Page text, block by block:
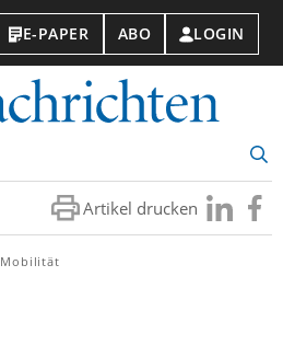
E-PAPER ABO LOGIN
Artikel drucken Besuchen
Sie
Sie
Mobilität